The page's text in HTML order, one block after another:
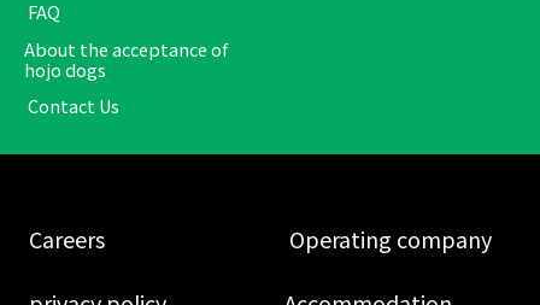
​ ​FAQ​ ​
About the acceptance of
hojo dogs
​ ​Contact Us​ ​
​ ​Careers​ ​ ​ ​Operating company​ ​